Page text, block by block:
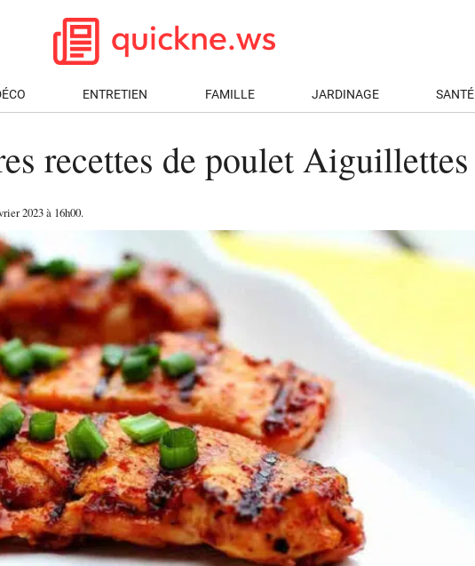
ENTRETIEN FAMILLE JARDINAGE SANTÉ
recettes de poulet Aiguillettes
2023à 16h00.